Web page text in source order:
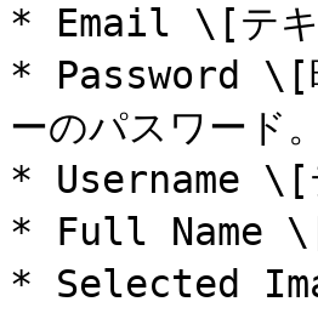
* Email \[テキ
* Password \[
ーのパスワード
* Username \[
* Full Name \[
* Selected